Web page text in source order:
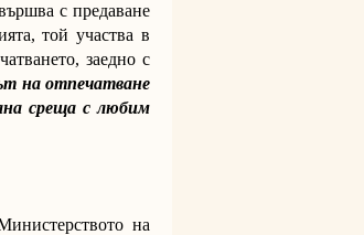
с предаване
той участва в
заедно с
на отпечатване
среща с любим
на